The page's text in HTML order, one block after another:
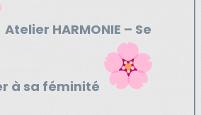
Atelier HARMONIE – Se
à sa féminité